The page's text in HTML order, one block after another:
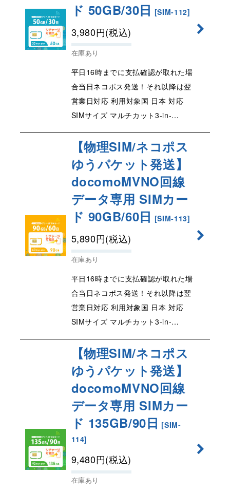
ド 50GB/30日 [SIM-112]
3,980円(税込)
在庫あり
平日16時までに支払確認が取れた場
合当日ネコポス発送！それ以降は翌
営業日対応 利用対象国 日本 対応
SIMサイズ マルチカット3-in-…
【物理SIM/ネコポス
ゆうパケット発送】
docomoMVNO回線
データ専用 SIMカー
ド 90GB/60日 [SIM-113]
5,890円(税込)
在庫あり
平日16時までに支払確認が取れた場
合当日ネコポス発送！それ以降は翌
営業日対応 利用対象国 日本 対応
SIMサイズ マルチカット3-in-…
【物理SIM/ネコポス
ゆうパケット発送】
docomoMVNO回線
データ専用 SIMカー
ド 135GB/90日 [SIM-
114]
9,480円(税込)
在庫あり